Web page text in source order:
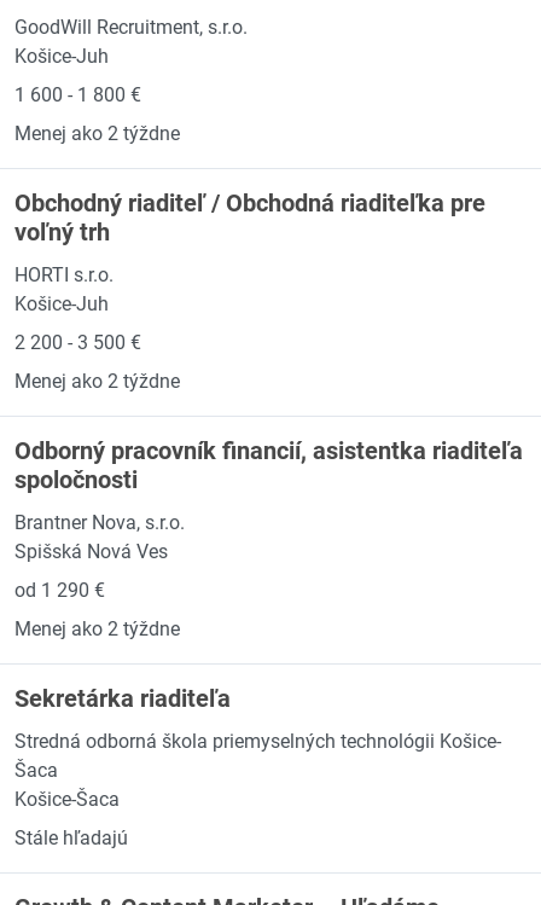
GoodWill Recruitment, s.r.o.
Košice-Juh
1 600 - 1 800 €
Menej ako 2 týždne
Obchodný riaditeľ / Obchodná riaditeľka pre
voľný trh
HORTI s.r.o.
Košice-Juh
2 200 - 3 500 €
Menej ako 2 týždne
Odborný pracovník financií, asistentka riaditeľa
spoločnosti
Brantner Nova, s.r.o.
Spišská Nová Ves
od 1 290 €
Menej ako 2 týždne
Sekretárka riaditeľa
Stredná odborná škola priemyselných technológii Košice-
Šaca
Košice-Šaca
Stále hľadajú